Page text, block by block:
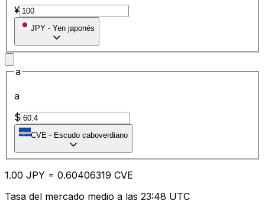
¥
JPY - Yen japonés
a
a
$
CVE - Escudo caboverdiano
1.00 JPY = 0.60406319 CVE
Tasa del mercado medio a las 23:48 UTC